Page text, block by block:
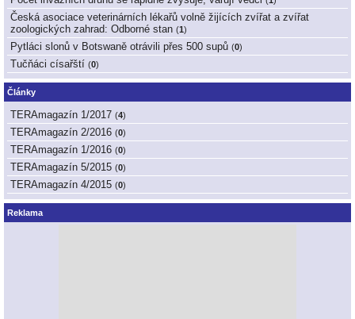
Česká asociace veterinárních lékařů volně žijících zvířat a zvířat
zoologických zahrad: Odborné stan (1 )
Pytláci slonů v Botswaně otrávili přes 500 supů (0)
Tučňáci císařští (0)
Články
TERAmagazín 1/2017 (4)
TERAmagazín 2/2016 (0)
TERAmagazín 1/2016 (0)
TERAmagazín 5/2015 (0)
TERAmagazín 4/2015 (0)
Reklama